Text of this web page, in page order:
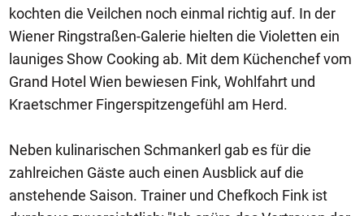
kochten die Veilchen noch einmal richtig auf. In der
Wiener Ringstraßen-Galerie hielten die Violetten ein
launiges Show Cooking ab. Mit dem Küchenchef vom
Grand Hotel Wien bewiesen Fink, Wohlfahrt und
Kraetschmer Fingerspitzengefühl am Herd.
Neben kulinarischen Schmankerl gab es für die
zahlreichen Gäste auch einen Ausblick auf die
anstehende Saison. Trainer und Chefkoch Fink ist